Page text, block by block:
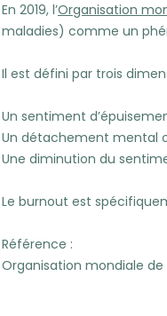
En 2019, l’Organisation
maladies) comme un
Il est défini par trois
Un sentiment
Un détachement mental
Une diminution du
Le burnout est
Référence :
Organisation mondiale de